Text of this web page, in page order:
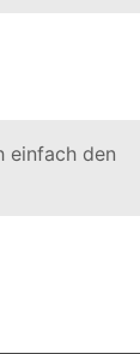
einfach den